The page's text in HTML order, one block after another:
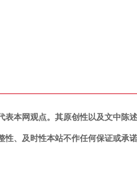
本网观点。其原创性以及文中陈
、及时性本站不作任何保证或承